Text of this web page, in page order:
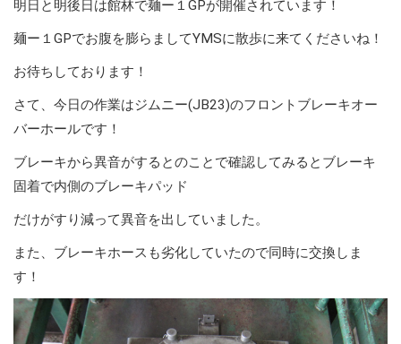
明日と明後日は館林で麺ー１GPが開催されています！
麺ー１GPでお腹を膨らましてYMSに散歩に来てくださいね！
お待ちしております！
さて、今日の作業はジムニー(JB23)のフロントブレーキオー
バーホールです！
ブレーキから異音がするとのことで確認してみるとブレーキ
固着で内側のブレーキパッド
だけがすり減って異音を出していました。
また、ブレーキホースも劣化していたので同時に交換しま
す！